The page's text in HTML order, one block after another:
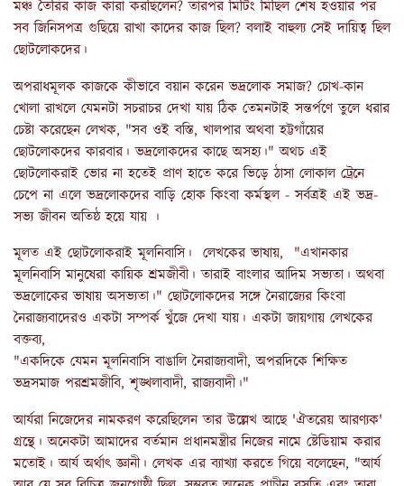
মঞ্চ তৈরির কাজ কারা করছিলেন? তারপর মিটিং মিছিল শেষ হওয়ার পর
সব জিনিসপত্র গুছিয়ে রাখা কাদের কাজ ছিল? বলাই বাহুল্য সেই দায়িত্ব ছিল
ছোটলোকদের।
অপরাধমূলক কাজকে কীভাবে বয়ান করেন ভদ্রলোক সমাজ? চোখ-কান
খোলা রাখলে যেমনটা সচরাচর দেখা যায় ঠিক তেমনটাই সন্তর্পণে তুলে ধরার
চেষ্টা করেছেন লেখক, "সব ওই বস্তি, খালপার অথবা হট্টগাঁয়ের
ছোটলোকদের কারবার। ভদ্রলোকদের কাছে অসহ্য।" অথচ এই
ছোটলোকরাই ভোর না হতেই প্রাণ হাতে করে ভিড়ে ঠাসা লোকাল ট্রেনে
চেপে না এলে ভদ্রলোকদের বাড়ি হোক কিংবা কর্মস্থল - সর্বত্রই এই ভদ্র-
সভ্য জীবন অতিষ্ঠ হয়ে যায় ।
মূলত এই ছোটলোকরাই মূলনিবাসি। লেখকের ভাষায়, "এখানকার
মূলনিবাসি মানুষেরা কায়িক শ্রমজীবী। তারাই বাংলার আদিম সভ্যতা। অথবা
ভদ্রলোকের ভাষায় অসভ্যতা।" ছোটলোকদের সঙ্গে নৈরাজ্যের কিংবা
নৈরাজ্যবাদেরও একটা সম্পর্ক খুঁজে দেখা যায়। একটা জায়গায় লেখকের
বক্তব্য,
"একদিকে যেমন মূলনিবাসি বাঙালি নৈরাজ্যবাদী, অপরদিকে শিক্ষিত
ভদ্রসমাজ পরশ্রমজীবি, শৃঙ্খলাবাদী, রাজ্যবাদী।"
আর্যরা নিজেদের নামকরণ করেছিলেন তার উল্লেখ আছে 'ঐতরেয় আরণ্যক'
গ্রন্থে। অনেকটা আমাদের বর্তমান প্রধানমন্ত্রীর নিজের নামে ষ্টেডিয়াম করার
মতোই। আর্য অর্থাৎ জ্ঞানী। লেখক এর ব্যাখ্যা করতে গিয়ে বলেছেন, "আর্য